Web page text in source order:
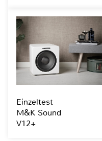
Einzeltest
M&K Sound
V12+